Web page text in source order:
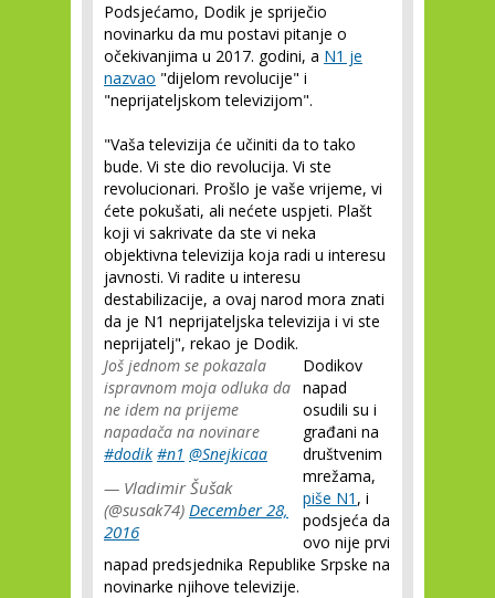
Podsjećamo, Dodik je spriječio
novinarku da mu postavi pitanje o
očekivanjima u 2017. godini, a N1 je
nazvao "dijelom revolucije" i
"neprijateljskom televizijom".
"Vaša televizija će učiniti da to tako
bude. Vi ste dio revolucija. Vi ste
revolucionari. Prošlo je vaše vrijeme, vi
ćete pokušati, ali nećete uspjeti. Plašt
koji vi sakrivate da ste vi neka
objektivna televizija koja radi u interesu
javnosti. Vi radite u interesu
destabilizacije, a ovaj narod mora znati
da je N1 neprijateljska televizija i vi ste
neprijatelj", rekao je Dodik.
Još jednom se pokazala
ispravnom moja odluka da
ne idem na prijeme
napadača na novinare
#dodik #n1 @Snejkicaa
— Vladimir Šušak
(@susak74) December 28,
2016
Dodikov
napad
osudili su i
građani na
društvenim
mrežama,
piše N1 , i
podsjeća da
ovo nije prvi
napad predsjednika Republike Srpske na
novinarke njihove televizije.